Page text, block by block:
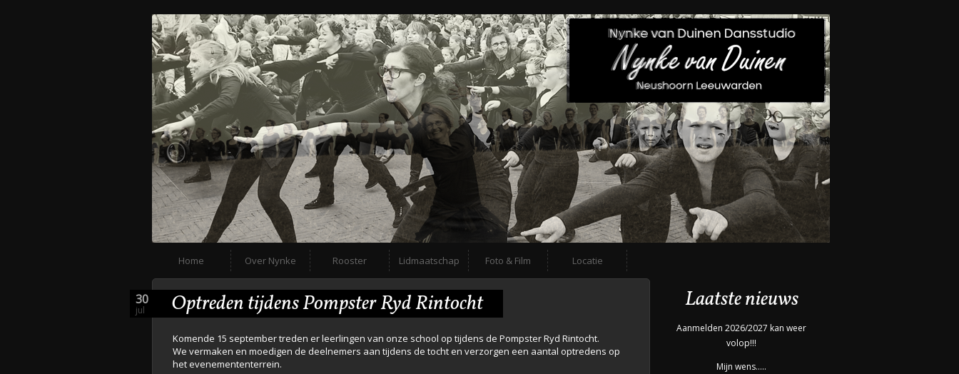
Home Over Nynke Rooster Lidmaatschap Foto & Film Locatie
30
jul Optreden tijdens Pompster Ryd Rintocht
Komende 15 september treden er leerlingen van onze school op tijdens de Pompster Ryd Rintocht.
We vermaken en moedigen de deelnemers aan tijdens de tocht en verzorgen een aantal optredens op
het evenemententerrein.
Laatste nieuws
Aanmelden 2026/2027 kan weer
volop!!!
Mijn wens…..